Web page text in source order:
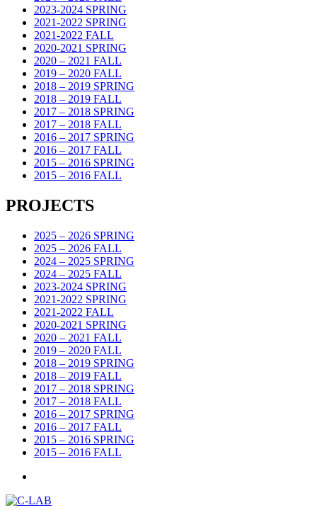
2023-2024 SPRING
2021-2022 SPRING
2021-2022 FALL
2020-2021 SPRING
2020 – 2021 FALL
2019 – 2020 FALL
2018 – 2019 SPRING
2018 – 2019 FALL
2017 – 2018 SPRING
2017 – 2018 FALL
2016 – 2017 SPRING
2016 – 2017 FALL
2015 – 2016 SPRING
2015 – 2016 FALL
PROJECTS
2025 – 2026 SPRING
2025 – 2026 FALL
2024 – 2025 SPRING
2024 – 2025 FALL
2023-2024 SPRING
2021-2022 SPRING
2021-2022 FALL
2020-2021 SPRING
2020 – 2021 FALL
2019 – 2020 FALL
2018 – 2019 SPRING
2018 – 2019 FALL
2017 – 2018 SPRING
2017 – 2018 FALL
2016 – 2017 SPRING
2016 – 2017 FALL
2015 – 2016 SPRING
2015 – 2016 FALL